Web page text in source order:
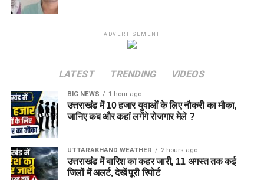
ADVERTISEMENT
LATEST TRENDING VIDEOS
BIG NEWS 1 hour ago
उत्तराखंड में 10 हजार युवाओं के लिए नौकरी का मौका,
जानिए कब और कहां लगेंगे रोजगार मेले ?
UTTARAKHAND WEATHER 2 hours ago
उत्तराखंड में बारिश का कहर जारी, 11 अगस्त तक कई
जिलों में अलर्ट, देखें पूरी रिपोर्ट